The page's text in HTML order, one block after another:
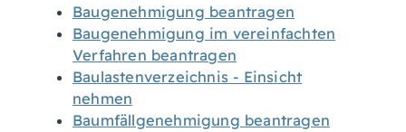
Baugenehmigung beantragen
Baugenehmigung im vereinfachten
Verfahren beantragen
Baulastenverzeichnis - Einsicht
nehmen
Baumfällgenehmigung beantragen